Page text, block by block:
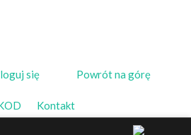
Powrót na górę
się
Kontakt